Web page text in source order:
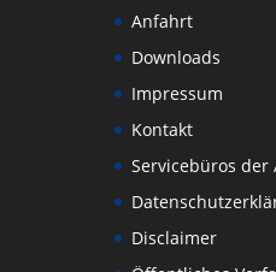
Anfahrt
Downloads
Impressum
Kontakt
Servicebüros der
Disclaimer